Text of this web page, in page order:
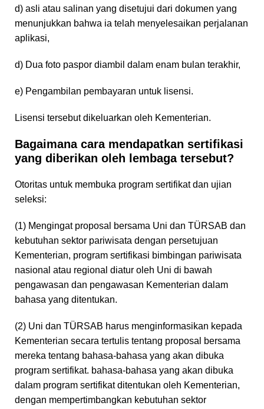
d) asli atau salinan yang disetujui dari dokumen yang
menunjukkan bahwa ia telah menyelesaikan perjalanan
aplikasi,
d) Dua foto paspor diambil dalam enam bulan terakhir,
e) Pengambilan pembayaran untuk lisensi.
Lisensi tersebut dikeluarkan oleh Kementerian.
Bagaimana cara mendapatkan sertifikasi
yang diberikan oleh lembaga tersebut?
Otoritas untuk membuka program sertifikat dan ujian
seleksi:
(1) Mengingat proposal bersama Uni dan TÜRSAB dan
kebutuhan sektor pariwisata dengan persetujuan
Kementerian, program sertifikasi bimbingan pariwisata
nasional atau regional diatur oleh Uni di bawah
pengawasan dan pengawasan Kementerian dalam
bahasa yang ditentukan.
(2) Uni dan TÜRSAB harus menginformasikan kepada
Kementerian secara tertulis tentang proposal bersama
mereka tentang bahasa-bahasa yang akan dibuka
program sertifikat. bahasa-bahasa yang akan dibuka
dalam program sertifikat ditentukan oleh Kementerian,
dengan mempertimbangkan kebutuhan sektor